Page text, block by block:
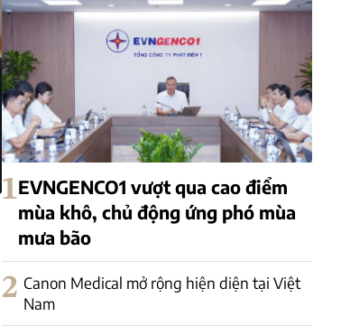
1EVNGENCO1 vượt qua cao điểm
mùa khô, chủ động ứng phó mùa
mưa bão
2 Canon Medical mở rộng hiện diện tại Việt
Nam